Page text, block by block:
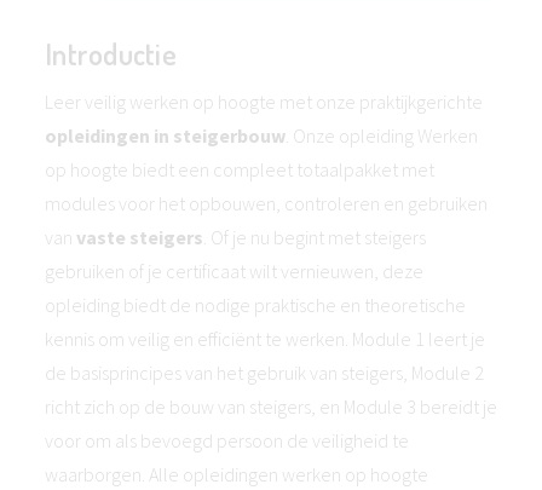
Introductie
Leer veilig werken op hoogte met onze praktijkgerichte
opleidingen in steigerbouw. Onze opleiding Werken
op hoogte biedt een compleet totaalpakket met
modules voor het opbouwen, controleren en gebruiken
van vaste steigers. Of je nu begint met steigers
gebruiken of je certificaat wilt vernieuwen, deze
opleiding biedt de nodige praktische en theoretische
kennis om veilig en efficiënt te werken. Module 1 leert je
de basisprincipes van het gebruik van steigers, Module 2
richt zich op de bouw van steigers, en Module 3 bereidt je
voor om als bevoegd persoon de veiligheid te
waarborgen. Alle opleidingen werken op hoogte